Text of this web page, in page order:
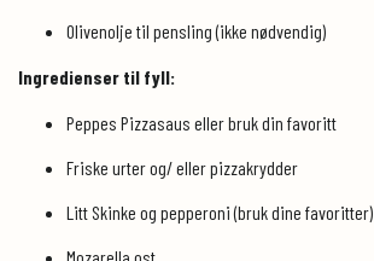
Olivenolje til pensling (ikke nødvendig)
Ingredienser til fyll:
Peppes Pizzasaus eller bruk din favoritt
Friske urter og/ eller pizzakrydder
Litt Skinke og pepperoni (bruk dine favoritter)
Mozarella ost